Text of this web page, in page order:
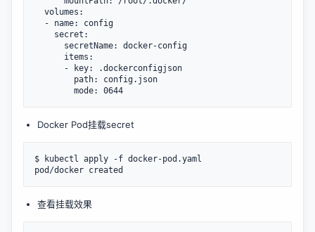
Docker Pod挂载secret
$ kubectl apply -f docker-pod.yaml
查看挂载效果